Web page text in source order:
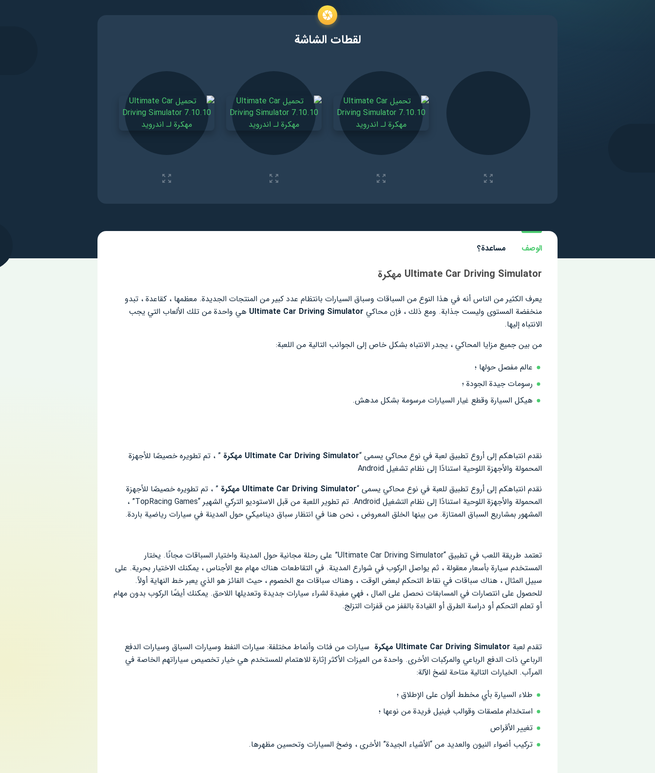
لقطات الشاشة
الوصف مساعدة؟
Ultimate Car Driving Simulator مهكرة
يعرف الكثير من الناس أنه في هذا النوع من السباقات وسباق السيارات بانتظام عدد كبير من المنتجات الجديدة. معظمها ، كقاعدة ، تبدو
منخفضة المستوى وليست جذابة. ومع ذلك ، فإن محاكي Ultimate Car Driving Simulator هي واحدة من تلك الألعاب التي يجب
الانتباه إليها.
من بين جميع مزايا المحاكي ، يجدر الانتباه بشكل خاص إلى الجوانب التالية من اللعبة:
عالم مفصل حولها ؛
رسومات جيدة الجودة ؛
هيكل السيارة وقطع غيار السيارات مرسومة بشكل مدهش.
نقدم انتباهكم إلى أروع تطبيق لعبة في نوع محاكي يسمى “Ultimate Car Driving Simulator مهكرة
” ، تم تطويره خصيصًا للأجهزة
المحمولة والأجهزة اللوحية استنادًا إلى نظام تشغيل Android
نقدم انتباهكم إلى أروع تطبيق للعبة في نوع محاكي يسمى “Ultimate Car Driving Simulator مهكرة
” ، تم تطويره خصيصًا للأجهزة
المحمولة والأجهزة اللوحية استنادًا إلى نظام التشغيل Android. تم تطوير اللعبة من قبل الاستوديو التركي الشهير “TopRacing Games” ،
المشهور بمشاريع السباق الممتازة. من بينها الخلق المعروض ، نحن هنا في انتظار سباق ديناميكي حول المدينة في سيارات رياضية باردة.
تعتمد طريقة اللعب في تطبيق “Ultimate Car Driving Simulator” على رحلة مجانية حول المدينة واختيار السباقات مجانًا. يختار
المستخدم سيارة بأسعار معقولة ، ثم يواصل الركوب في شوارع المدينة. في التقاطعات هناك مهام مع الأجناس ، يمكنك الاختيار بحرية. على
سبيل المثال ، هناك سباقات في نقاط التحكم لبعض الوقت ، وهناك سباقات مع الخصوم ، حيث الفائز هو الذي يعبر خط النهاية أولاً.
للحصول على انتصارات في المسابقات نحصل على المال ، فهي مفيدة لشراء سيارات جديدة وتعديلها اللاحق. يمكنك أيضًا الركوب بدون مهام
أو تعلم التحكم أو دراسة الطرق أو القيادة بالقفز من قفزات التزلج.
تقدم لعبة Ultimate Car Driving Simulator مهكرة
سيارات من فئات وأنماط مختلفة: سيارات النفط وسيارات السباق وسيارات الدفع
الرباعي ذات الدفع الرباعي والمركبات الأخرى. واحدة من الميزات الأكثر إثارة للاهتمام للمستخدم هي خيار تخصيص سياراتهم الخاصة في
المرآب. الخيارات التالية متاحة لضخ الآلة:
طلاء السيارة بأي مخطط ألوان على الإطلاق ؛
استخدام ملصقات وقوالب فينيل فريدة من نوعها ؛
تغيير الأقراص
تركيب أضواء النيون والعديد من “الأشياء الجيدة” الأخرى ، وضخ السيارات وتحسين مظهرها.